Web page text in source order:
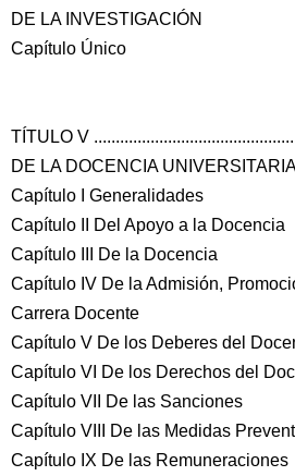
DE LA INVESTIGACIÓN
Capítulo Único
TÍTULO V
DE LA DOCENCIA
Capítulo I Generalidades
Capítulo II Del Apoyo a la Docencia
Capítulo III De la Docencia
Capítulo IV De la Admisión,
Carrera Docente
Capítulo V De los Deberes del
Capítulo VI De los Derechos del
Capítulo VII De las Sanciones
Capítulo VIII De las Medidas
Capítulo IX De las Remuneraciones